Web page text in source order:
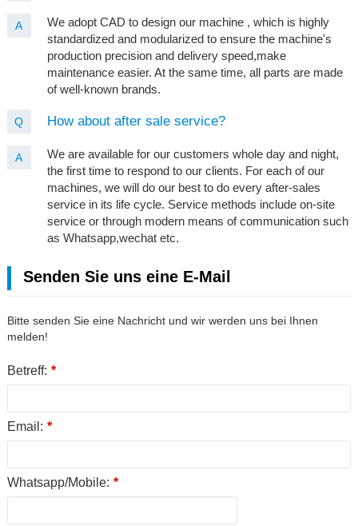
A
We adopt CAD to design our machine , which is highly
standardized and modularized to ensure the machine's
production precision and delivery speed,make
maintenance easier. At the same time, all parts are made
of well-known brands.
Q How about after sale service?
A
We are available for our customers whole day and night,
the first time to respond to our clients. For each of our
machines, we will do our best to do every after-sales
service in its life cycle. Service methods include on-site
service or through modern means of communication such
as Whatsapp,wechat etc.
Senden Sie uns eine E-Mail
Bitte senden Sie eine Nachricht und wir werden uns bei Ihnen
melden!
Betreff: *
Email: *
Whatsapp/Mobile: *